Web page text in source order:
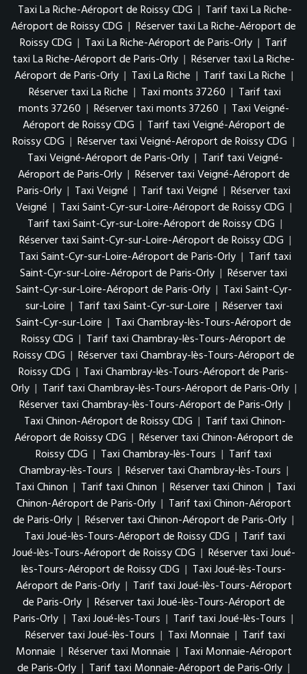
Taxi La Riche-Aéroport de Roissy CDG | Tarif taxi La Riche-
Aéroport de Roissy CDG | Réserver taxi La Riche-Aéroport de
Roissy CDG | Taxi La Riche-Aéroport de Paris-Orly | Tarif
taxi La Riche-Aéroport de Paris-Orly | Réserver taxi La Riche-
Aéroport de Paris-Orly | Taxi La Riche | Tarif taxi La Riche |
Réserver taxi La Riche | Taxi monts 37260 | Tarif taxi
monts 37260 | Réserver taxi monts 37260 | Taxi Veigné-
Aéroport de Roissy CDG | Tarif taxi Veigné-Aéroport de
Roissy CDG | Réserver taxi Veigné-Aéroport de Roissy CDG |
Taxi Veigné-Aéroport de Paris-Orly | Tarif taxi Veigné-
Aéroport de Paris-Orly | Réserver taxi Veigné-Aéroport de
Paris-Orly | Taxi Veigné | Tarif taxi Veigné | Réserver taxi
Veigné | Taxi Saint-Cyr-sur-Loire-Aéroport de Roissy CDG |
Tarif taxi Saint-Cyr-sur-Loire-Aéroport de Roissy CDG |
Réserver taxi Saint-Cyr-sur-Loire-Aéroport de Roissy CDG |
Taxi Saint-Cyr-sur-Loire-Aéroport de Paris-Orly | Tarif taxi
Saint-Cyr-sur-Loire-Aéroport de Paris-Orly | Réserver taxi
Saint-Cyr-sur-Loire-Aéroport de Paris-Orly | Taxi Saint-Cyr-
sur-Loire | Tarif taxi Saint-Cyr-sur-Loire | Réserver taxi
Saint-Cyr-sur-Loire | Taxi Chambray-lès-Tours-Aéroport de
Roissy CDG | Tarif taxi Chambray-lès-Tours-Aéroport de
Roissy CDG | Réserver taxi Chambray-lès-Tours-Aéroport de
Roissy CDG | Taxi Chambray-lès-Tours-Aéroport de Paris-
Orly | Tarif taxi Chambray-lès-Tours-Aéroport de Paris-Orly |
Réserver taxi Chambray-lès-Tours-Aéroport de Paris-Orly |
Taxi Chinon-Aéroport de Roissy CDG | Tarif taxi Chinon-
Aéroport de Roissy CDG | Réserver taxi Chinon-Aéroport de
Roissy CDG | Taxi Chambray-lès-Tours | Tarif taxi
Chambray-lès-Tours | Réserver taxi Chambray-lès-Tours |
Taxi Chinon | Tarif taxi Chinon | Réserver taxi Chinon | Taxi
Chinon-Aéroport de Paris-Orly | Tarif taxi Chinon-Aéroport
de Paris-Orly | Réserver taxi Chinon-Aéroport de Paris-Orly |
Taxi Joué-lès-Tours-Aéroport de Roissy CDG | Tarif taxi
Joué-lès-Tours-Aéroport de Roissy CDG | Réserver taxi Joué-
lès-Tours-Aéroport de Roissy CDG | Taxi Joué-lès-Tours-
Aéroport de Paris-Orly | Tarif taxi Joué-lès-Tours-Aéroport
de Paris-Orly | Réserver taxi Joué-lès-Tours-Aéroport de
Paris-Orly | Taxi Joué-lès-Tours | Tarif taxi Joué-lès-Tours |
Réserver taxi Joué-lès-Tours | Taxi Monnaie | Tarif taxi
Monnaie | Réserver taxi Monnaie | Taxi Monnaie-Aéroport
de Paris-Orly | Tarif taxi Monnaie-Aéroport de Paris-Orly |